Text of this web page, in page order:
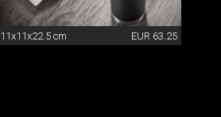
11x11x22.5 cm EUR 63.25